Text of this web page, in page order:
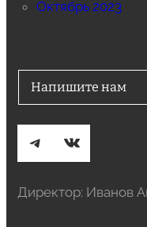
Октябрь 2023
Напишите нам
Telegram ВКонтакте
Директор: Иванов